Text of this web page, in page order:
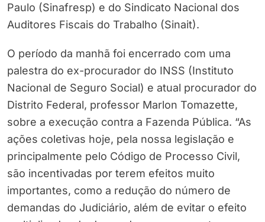
Paulo (Sinafresp) e do Sindicato Nacional dos
Auditores Fiscais do Trabalho (Sinait).
O período da manhã foi encerrado com uma
palestra do ex-procurador do INSS (Instituto
Nacional de Seguro Social) e atual procurador do
Distrito Federal, professor Marlon Tomazette,
sobre a execução contra a Fazenda Pública. “As
ações coletivas hoje, pela nossa legislação e
principalmente pelo Código de Processo Civil,
são incentivadas por terem efeitos muito
importantes, como a redução do número de
demandas do Judiciário, além de evitar o efeito